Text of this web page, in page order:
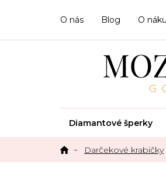
O nás Blog O
Diamantové šperky
Darčekové krabičky